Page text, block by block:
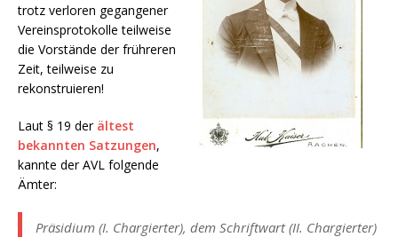
trotz verloren gegangener
Vereinsprotokolle teilweise
die Vorstände der frühreren
Zeit, teilweise zu
rekonstruieren!
Laut § 19 der ältest
bekannten Satzungen,
kannte der AVL folgende
Ämter:
Präsidium (I. Chargierter), dem Schriftwart (II. Chargierter)